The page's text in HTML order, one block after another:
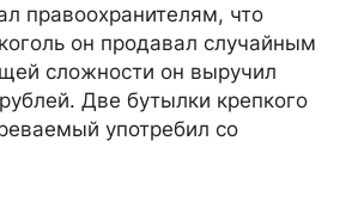
правоохранителям, что
он продавал случайным
сложности он выручил
Две бутылки крепкого
употребил со